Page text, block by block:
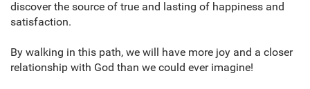
discover the source of true and lasting of happiness and
satisfaction.
By walking in this path, we will have more joy and a closer
relationship with God than we could ever imagine!